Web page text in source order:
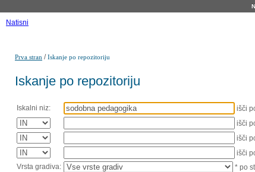
Natisni
Prva stran /Iskanje po repozitoriju
Iskanje po repozitoriju
Iskalni niz:
išči
išči
išči
išči
Vrsta gradiva:
* po